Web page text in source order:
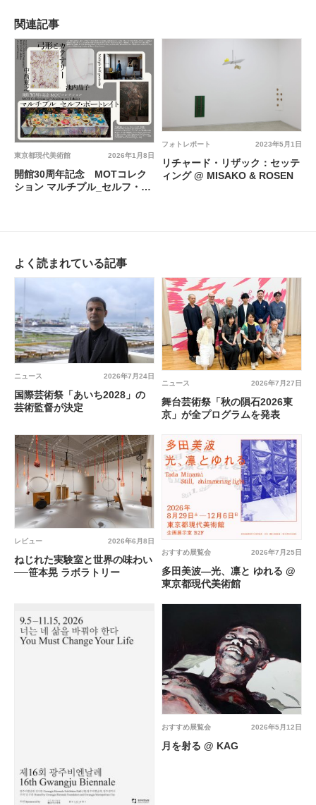
関連記事
2026年1月8日
東京都現代美術館
開館30周年記念 MOTコレク
ション マルチプル_セルフ・ポ
2023年5月1日
フォトレポート
リチャード・リザック：セッテ
ィング @ MISAKO & ROSEN
よく読まれている記事
2026年7月24日
ニュース
国際芸術祭「あいち2028」の
芸術監督が決定
2026年7月27日
ニュース
舞台芸術祭「秋の隕石2026東
京」が全プログラムを発表
2026年6月8日
レビュー
ねじれた実験室と世界の味わい
──笹本晃 ラボラトリー
2026年7月25日
おすすめ展覧会
多田美波―光、凛と ゆれる @
東京都現代美術館
2026年5月12日
おすすめ展覧会
月を射る @ KAG